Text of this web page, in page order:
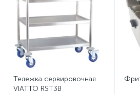
Тележка сервировочная
VIATTO RST3B